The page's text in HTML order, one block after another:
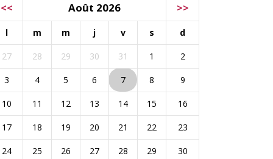
<< Août 2026 >>
l m m j v s d
27 28 29 30 31 1 2
3 4 5 6 7 8 9
10 11 12 13 14 15 16
17 18 19 20 21 22 23
24 25 26 27 28 29 30